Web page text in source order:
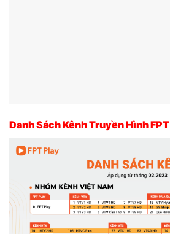
Danh Sách Kênh Truyền Hình FPT